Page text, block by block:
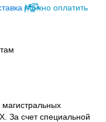
Можно оплатить
За счет специальной